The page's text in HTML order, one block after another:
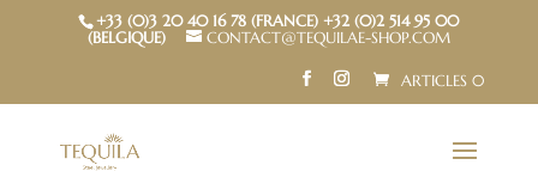
+33 (0)3 20 40 16 78 (FRANCE) +32 (0)2 514 95 00
(BELGIQUE)
CONTACT@TEQUILAE-SHOP.COM
ARTICLES 0